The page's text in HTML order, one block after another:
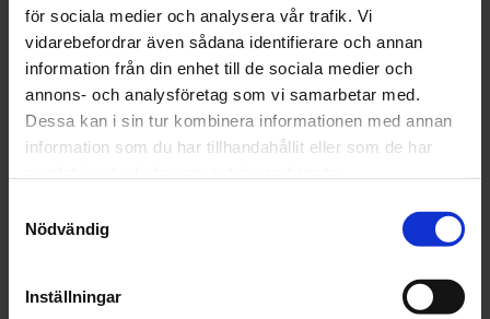
för sociala medier och analysera vår trafik. Vi
vidarebefordrar även sådana identifierare och annan
information från din enhet till de sociala medier och
annons- och analysföretag som vi samarbetar med.
Dessa kan i sin tur kombinera informationen med annan
information som du har tillhandahållit eller som de har
Nödvändig
Inställningar
58 kr
Fri frakt över 1500kr